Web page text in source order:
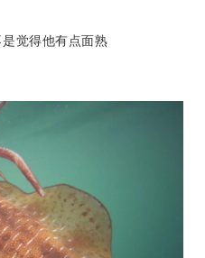
觉得他有点面熟